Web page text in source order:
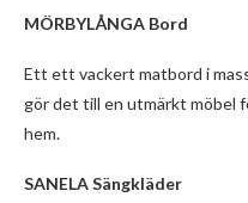
MÖRBYLÅNGA Bord
Ett ett vackert matbord i
gör det till en utmärkt möbel
hem.
SANELA Sängkläder